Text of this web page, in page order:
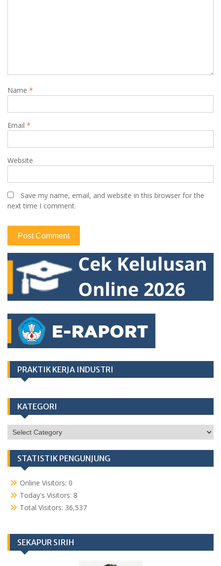
Name *
Email *
Website
Save my name, email, and website in this browser for the
next time I comment.
PRAKTIK KERJA INDUSTRI
KATEGORI
KATEGORI
STATISTIK PENGUNJUNG
Online Visitors: 0
Today's Visitors: 8
Total Visitors: 36,537
SEKAPUR SIRIH